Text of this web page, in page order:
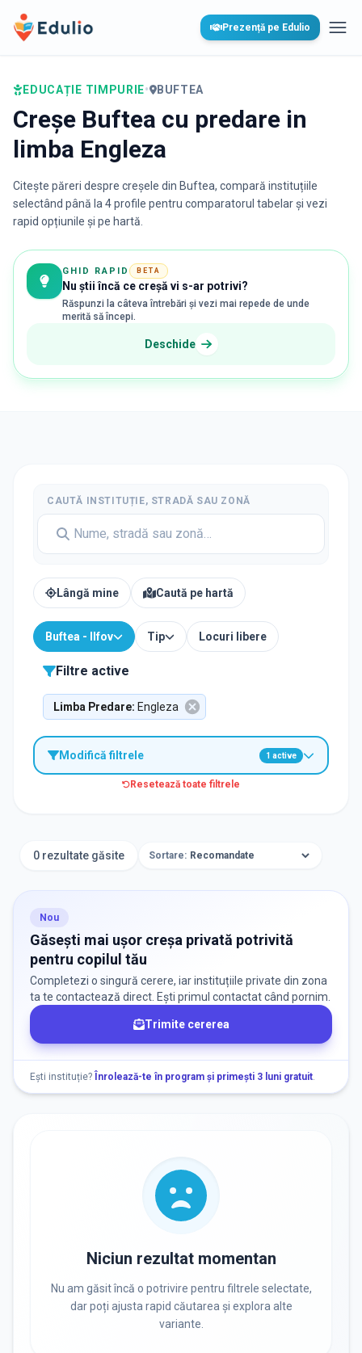
Edulio Prezență pe Edulio
EDUCAȚIE TIMPURIE• BUFTEA
Creșe Buftea cu predare in
limba Engleza
Citește păreri despre creșele din Buftea, compară instituțiile
selectând până la 4 profile pentru comparatorul tabelar și vezi
rapid opțiunile și pe hartă.
GHID RAPID BETA
Nu știi încă ce creșă vi s-ar potrivi?
Răspunzi la câteva întrebări și vezi mai repede de unde
merită să începi.
Deschide
CAUTĂ INSTITUȚIE, STRADĂ SAU ZONĂ
Lângă mine Caută pe hartă
Buftea - Ilfov Tip Locuri libere
Filtre active
Limba Predare: Engleza
Modifică filtrele 1 active
Resetează toate filtrele
Nu există informații despre locuri libere
0 rezultate găsite Sortare:
Nou
Găsești mai ușor creșa privată potrivită
pentru copilul tău
Completezi o singură cerere, iar instituțiile private din zona
ta te contactează direct. Ești primul contactat când pornim.
Trimite cererea
Ești instituție? Înrolează-te în program și primești 3 luni gratuit.
Niciun rezultat momentan
Nu am găsit încă o potrivire pentru filtrele selectate,
dar poți ajusta rapid căutarea și explora alte
variante.